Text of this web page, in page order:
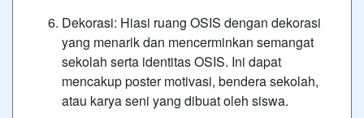
Dekorasi: Hiasi ruang OSIS dengan dekorasi
yang menarik dan mencerminkan semangat
sekolah serta identitas OSIS. Ini dapat
mencakup poster motivasi, bendera sekolah,
atau karya seni yang dibuat oleh siswa.